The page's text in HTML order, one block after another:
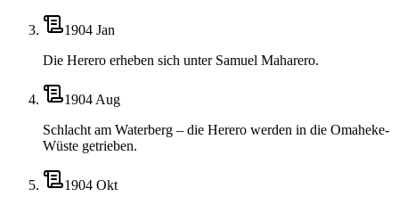
1904 Jan
Die Herero erheben sich unter Samuel Maharero.
1904 Aug
Schlacht am Waterberg – die Herero werden in die Omaheke-
Wüste getrieben.
1904 Okt